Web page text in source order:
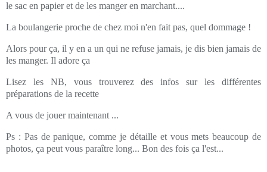
le sac en papier et de les manger en marchant....
La boulangerie proche de chez moi n'en fait pas, quel dommage !
Alors pour ça, il y en a un qui ne refuse jamais, je dis bien jamais de
les manger. Il adore ça
Lisez les NB, vous trouverez des infos sur les différentes
préparations de la recette
A vous de jouer maintenant ...
Ps : Pas de panique, comme je détaille et vous mets beaucoup de
photos, ça peut vous paraître long... Bon des fois ça l'est...